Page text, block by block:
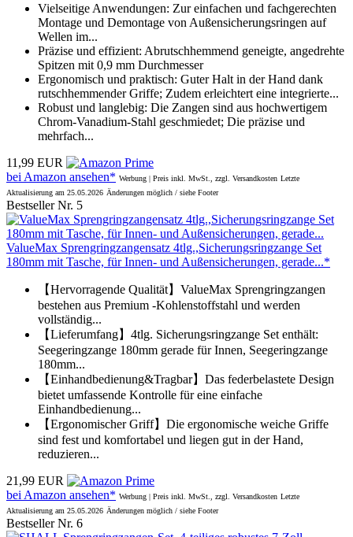
Vielseitige Anwendungen: Zur einfachen und fachgerechten
Montage und Demontage von Außensicherungsringen auf
Wellen im...
Präzise und effizient: Abrutschhemmend geneigte, angedrehte
Spitzen mit 0,9 mm Durchmesser
Ergonomisch und praktisch: Guter Halt in der Hand dank
rutschhemmender Griffe; Zudem erleichtert eine integrierte...
Robust und langlebig: Die Zangen sind aus hochwertigem
Chrom-Vanadium-Stahl geschmiedet; Die präzise und
mehrfach...
11,99 EUR
bei Amazon ansehen* Werbung | Preis inkl. MwSt., zzgl. Versandkosten Letzte
Aktualisierung am 25.05.2026 Änderungen möglich / siehe Footer
Bestseller Nr. 5
ValueMax Sprengringzangensatz 4tlg.,Sicherungsringzange Set
180mm mit Tasche, für Innen- und Außensicherungen, gerade...*
【Hervorragende Qualität】ValueMax Sprengringzangen
bestehen aus Premium -Kohlenstoffstahl und werden
vollständig...
【Lieferumfang】4tlg. Sicherungsringzange Set enthält:
Seegeringzange 180mm gerade für Innen, Seegeringzange
180mm...
【Einhandbedienung&Tragbar】Das federbelastete Design
bietet umfassende Kontrolle für eine einfache
Einhandbedienung...
【Ergonomischer Griff】Die ergonomische weiche Griffe
sind fest und komfortabel und liegen gut in der Hand,
reduzieren...
21,99 EUR
bei Amazon ansehen* Werbung | Preis inkl. MwSt., zzgl. Versandkosten Letzte
Aktualisierung am 25.05.2026 Änderungen möglich / siehe Footer
Bestseller Nr. 6